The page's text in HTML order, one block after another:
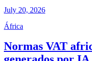
July 20, 2026
África
Normas VAT